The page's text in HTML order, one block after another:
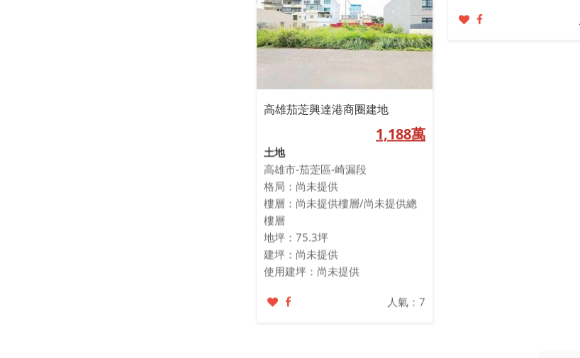
高雄茄萣興達港商圈建地
1,188萬
土地
高雄市-茄萣區-崎漏段
格局：尚未提供
樓層：尚未提供樓層/尚未提供總
樓層
地坪：75.3坪
建坪：尚未提供
使用建坪：尚未提供
人氣：7